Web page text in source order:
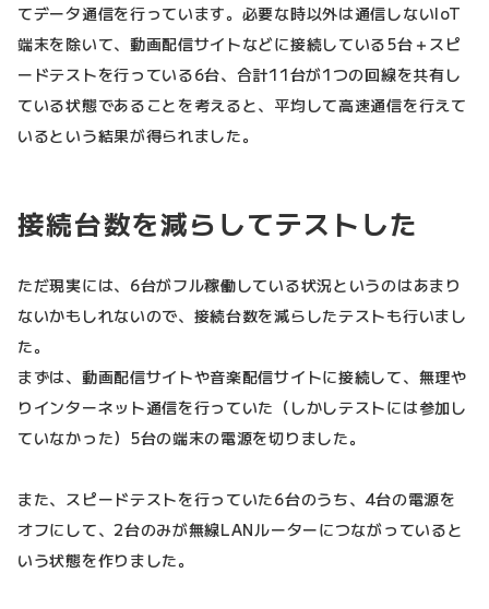
てデータ通信を行っています。必要な時以外は通信しないIoT
端末を除いて、動画配信サイトなどに接続している5台＋スピ
ードテストを行っている6台、合計11台が1つの回線を共有し
ている状態であることを考えると、平均して高速通信を行えて
いるという結果が得られました。
接続台数を減らしてテストした
ただ現実には、6台がフル稼働している状況というのはあまり
ないかもしれないので、接続台数を減らしたテストも行いまし
た。
まずは、動画配信サイトや音楽配信サイトに接続して、無理や
りインターネット通信を行っていた（しかしテストには参加し
ていなかった）5台の端末の電源を切りました。
また、スピードテストを行っていた6台のうち、4台の電源を
オフにして、2台のみが無線LANルーターにつながっていると
いう状態を作りました。